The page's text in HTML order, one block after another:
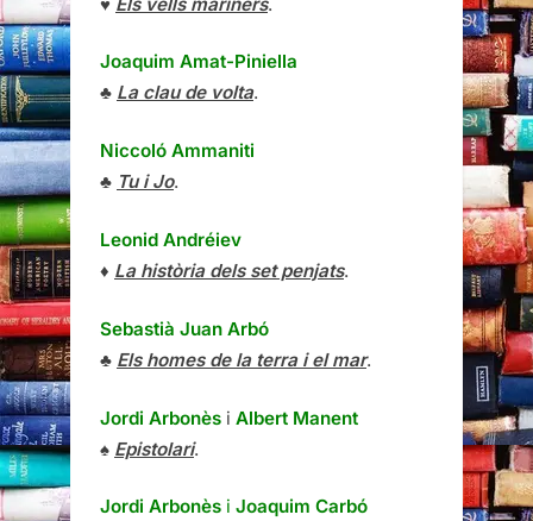
Joaquim Amat-Piniella
♣ La clau de volta.
Niccoló Ammaniti
♣ Tu i Jo.
Leonid Andréiev
♦ La història dels set penjats.
Sebastià Juan Arbó
♣ Els homes de la terra i el mar.
Jordi Arbonès i Albert Manent
♠ Epistolari.
Jordi Arbonès i Joaquim Carbó